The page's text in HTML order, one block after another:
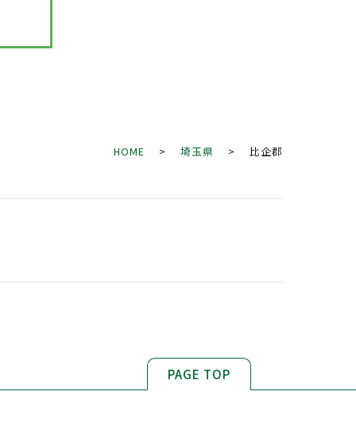
HOME > 埼玉県 > 比企郡
PAGE TOP